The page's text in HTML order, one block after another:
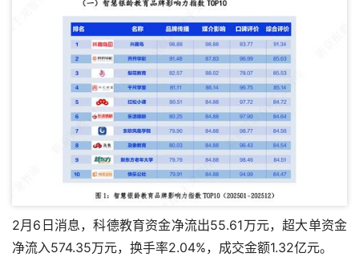
2月6日消息，科德教育资金净流出55.61万元，超大单资金
净流入574.35万元，换手率2.04%，成交金额1.32亿元。